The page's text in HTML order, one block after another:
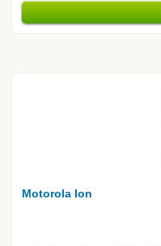
Motorola Ion